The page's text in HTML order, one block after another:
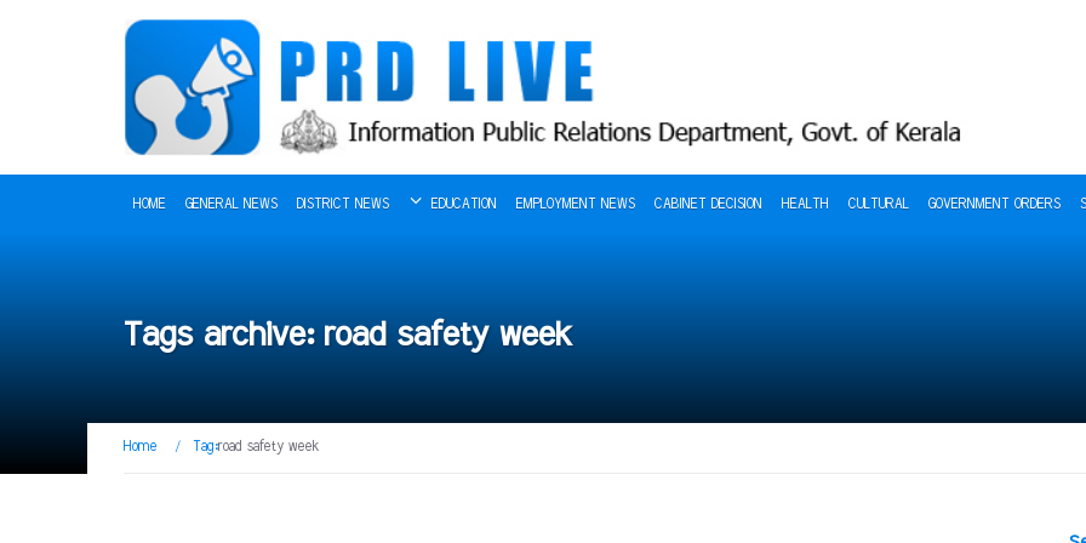
HOME GENERAL NEWS DISTRICT NEWS EDUCATION EMPLOYMENT NEWS CABINET DECISION HEALTH CULTURAL GOVERNMENT ORDERS
Tags archive: road safety week
Home / Tag:road safety week